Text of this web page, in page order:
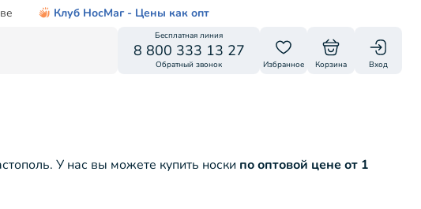
Клуб НосМаг - Цены как опт
Бесплатная линия
8 800 333 13 27
Обратный звонок Избранное Корзина Вход
У нас вы можете купить носки по оптовой цене от 1